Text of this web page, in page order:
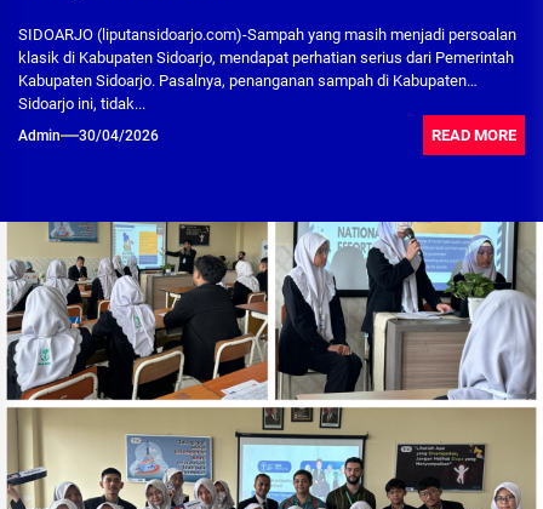
SIDOARJO (liputansidoarjo.com)-Sampah yang masih menjadi persoalan
klasik di Kabupaten Sidoarjo, mendapat perhatian serius dari Pemerintah
Kabupaten Sidoarjo. Pasalnya, penanganan sampah di Kabupaten
Sidoarjo ini, tidak...
Admin 30/04/2026 READ MORE